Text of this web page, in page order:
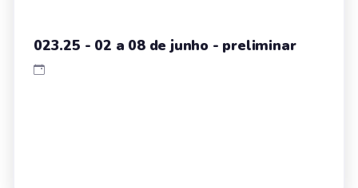
023.25 - 02 a 08 de junho - preliminar